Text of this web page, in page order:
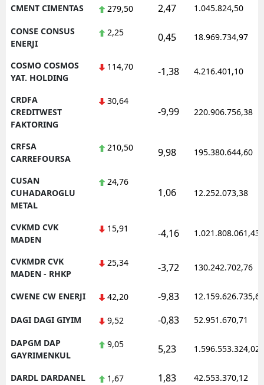
CMENT CIMENTAS 279,50 2,47 1.045.824,50
CONSE CONSUS
ENERJI
2,25 0,45 18.969.734,97
COSMO COSMOS
YAT. HOLDING
114,70 -1,38 4.216.401,10
CRDFA
CREDITWEST
FAKTORING
30,64
-9,99 220.906.756,38
CRFSA
CARREFOURSA
210,50 9,98 195.380.644,60
CUSAN
CUHADAROGLU
METAL
24,76
1,06 12.252.073,38
CVKMD CVK
MADEN
15,91 -4,16 1.021.808.061,43
CVKMDR CVK
MADEN - RHKP
25,34 -3,72 130.242.702,76
CWENE CW ENERJI 42,20 -9,83 12.159.626.735,62
DAGI DAGI GIYIM 9,52 -0,83 52.951.670,71
DAPGM DAP
GAYRIMENKUL
9,05 5,23 1.596.553.324,02
DARDL DARDANEL 1,67 1,83 42.553.370,12